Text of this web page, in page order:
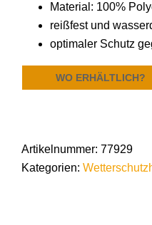
Material: 100%
reißfest und
optimaler Schutz
WO ERHÄLTLICH?
Artikelnummer: 77929
Kategorien: